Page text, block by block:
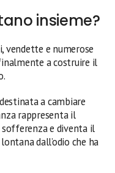
insieme?
e numerose
a costruire il
a cambiare
rappresenta il
e diventa il
dall’odio che ha